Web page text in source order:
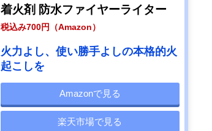
着火剤 防水ファイヤーライター
税込み700円（Amazon）
火力よし、使い勝手よしの本格的火
起こしを
Amazonで見る
楽天市場で見る